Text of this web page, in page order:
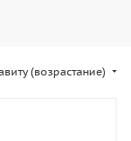
(возрастание)